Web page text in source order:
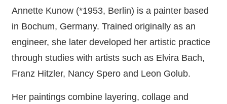
Annette Kunow (*1953, Berlin) is a painter based
in Bochum, Germany. Trained originally as an
engineer, she later developed her artistic practice
through studies with artists such as Elvira Bach,
Franz Hitzler, Nancy Spero and Leon Golub.
Her paintings combine layering, collage and